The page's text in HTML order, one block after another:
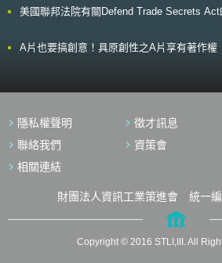
隊服可承受劇烈動作、吸汗等功能係屬於實用物
啦隊員因穿著隊服而產生啦啦隊效果，使觀察者
件平面美術著作。 本案經Varsity公司上訴，聯邦第六巡迴上訴法院於
設計[5]且可被分離、獨立於啦啦隊服，即圖形設
（ownership of a valid copyright） Varsity公司分別於2005年至2008
年間於美國著作權局(Copyright Office)完成前述
以推定Varsity公司擁有原創著作。 二、Star公司所抄襲之元素為著作保
時是否以其著作當作創作模型之事實問題（a
Star公司所抄襲之元素是否為著作保護標地之法
上訴法院針對法律問題進行討論，列有分離
針對Varsity公司設計之分離性進行分析，如表一所示。 表一 以
產出的費用，但該費用以不超過邊際成本（
令特別指出統計資料或地理空間資料屬於高價值
須提供資料有著不同的規定，但現在都必須依照
費再利用，不過仍可設定合理規費來收回相關行政費用。 4、有
會員國應落實資訊透明，以及限制公部門與私部
使用者介面(APIs)使更多動態即時資料能被使用
府資助研究而產出的研究資料」能更容易的被再
立一致的再利用政策，使這些研究資料能透過
美國聯邦法院有關Defend Trade Secrets
A片也要搞創意！具原創性之A片享有著作權
隱私權聲明 徵才訊息
聯絡我們
資策會
相關連結
財團法人資訊工業策進會 統一
Copyright © 2016 STLI,III. All